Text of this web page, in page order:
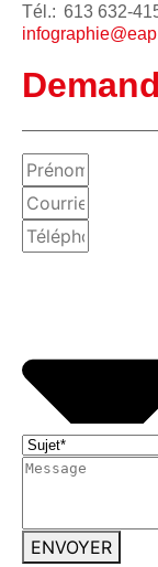
Tél.: 613 632-
ENVOYER